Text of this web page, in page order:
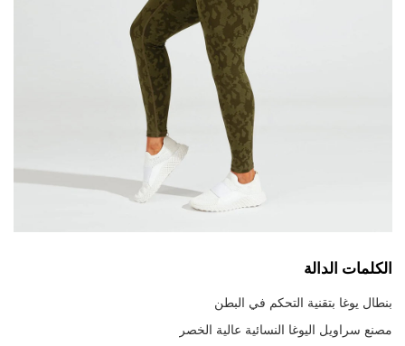
الكلمات الدالة
بنطال يوغا بتقنية التحكم في البطن
مصنع سراويل اليوغا النسائية عالية الخصر